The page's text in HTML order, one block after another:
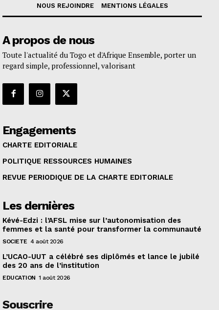
NOUS REJOINDRE
MENTIONS LÉGALES
A propos de nous
Toute l'actualité du Togo et d'Afrique Ensemble, porter un
regard simple, professionnel, valorisant
Engagements
CHARTE EDITORIALE
POLITIQUE RESSOURCES HUMAINES
REVUE PERIODIQUE DE LA CHARTE EDITORIALE
Les dernières
Kévé-Edzi : l’AFSL mise sur l’autonomisation des
femmes et la santé pour transformer la communauté
SOCIETE 4 août 2026
L’UCAO-UUT a célébré ses diplômés et lance le jubilé
des 20 ans de l’institution
EDUCATION 1 août 2026
Souscrire